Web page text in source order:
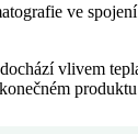
ve
vlivem